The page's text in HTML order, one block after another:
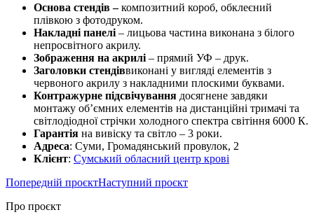
Основа стендів –композитний короб, обклеєний
плівкою з фотодруком.
Накладні панелі – лицьова частина виконана з білого
непросвітного акрилу.
Зображення на акрилі – прямий УФ – друк.
Заголовки стендіввиконані у вигляді елементів з
червоного акрилу з накладними плоскими буквами.
Контражурне підсвічування досягнене завдяки
монтажу об’ємних елементів на дистанційні тримачі та
світлодіодної стрічки холодного спектра світіння 6000 К.
Гарантія на вивіску та світло – 3 роки.
Адреса: Суми, Громадянський провулок, 2
Клієнт: Сумський обласний центр крові
Попередній проєктНаступний проєкт
Про проєкт